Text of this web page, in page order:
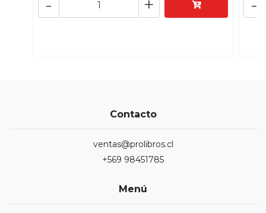
Contacto
ventas@prolibros.cl
+569 98451785
Menú